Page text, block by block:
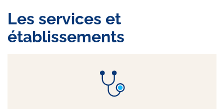
Les services et
établissements